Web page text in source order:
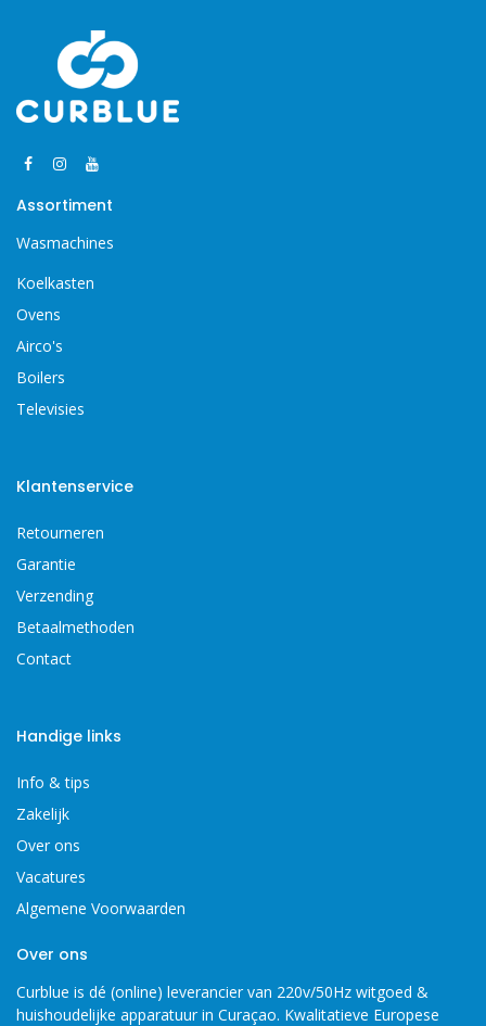
Assortiment
Wasmachines
Koelkasten
Ovens
Airco's
Boilers
Televisies
Klantenservice
Retourneren
Garantie
Verzending
Betaalmethoden
Contact
Handige links
Info & tips
Zakelijk
Over ons
Vacatures
Algemene Voorwaarden
Over ons
Curblue is dé (online) leverancier van 220v/50Hz witgoed &
huishoudelijke apparatuur in Curaçao. Kwalitatieve Europese